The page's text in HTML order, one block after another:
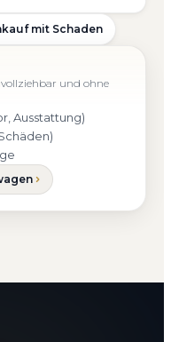
mit Schaden
und ohne
Ausstattung)